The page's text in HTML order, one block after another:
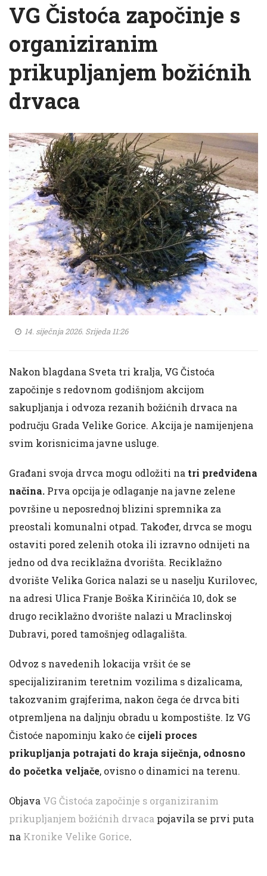
VG Čistoća započinje s
organiziranim
prikupljanjem božićnih
drvaca
14. siječnja 2026. Srijeda 11:26
Nakon blagdana Sveta tri kralja, VG Čistoća
započinje s redovnom godišnjom akcijom
sakupljanja i odvoza rezanih božićnih drvaca na
području Grada Velike Gorice. Akcija je namijenjena
svim korisnicima javne usluge.
Građani svoja drvca mogu odložiti na tri predviđena
načina. Prva opcija je odlaganje na javne zelene
površine u neposrednoj blizini spremnika za
preostali komunalni otpad. Također, drvca se mogu
ostaviti pored zelenih otoka ili izravno odnijeti na
jedno od dva reciklažna dvorišta. Reciklažno
dvorište Velika Gorica nalazi se u naselju Kurilovec,
na adresi Ulica Franje Boška Kirinčića 10, dok se
drugo reciklažno dvorište nalazi u Mraclinskoj
Dubravi, pored tamošnjeg odlagališta.
Odvoz s navedenih lokacija vršit će se
specijaliziranim teretnim vozilima s dizalicama,
takozvanim grajferima, nakon čega će drvca biti
otpremljena na daljnju obradu u kompostište. Iz VG
Čistoće napominju kako će cijeli proces
prikupljanja potrajati do kraja siječnja, odnosno
do početka veljače, ovisno o dinamici na terenu.
Objava VG Čistoća započinje s organiziranim
prikupljanjem božićnih drvaca pojavila se prvi puta
na Kronike Velike Gorice.